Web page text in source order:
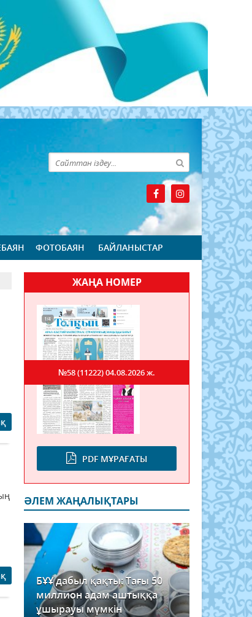
ФОТОБАЯН БАЙЛАНЫСТАР
ЖАҢА НОМЕР
PDF МҰРАҒАТЫ
№58 (11222)04.08.2026 ж.
ӘЛЕМ ЖАҢАЛЫҚТАРЫ
БҰҰ дабыл қақты: Тағы 50
миллион адам аштыққа
ұшырауы мүмкін